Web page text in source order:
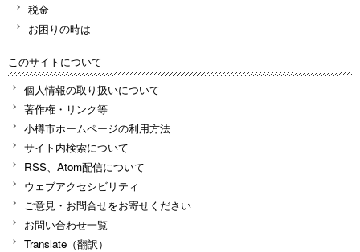
税金
お困りの時は
このサイトについて
個人情報の取り扱いについて
著作権・リンク等
小樽市ホームページの利用方法
サイト内検索について
RSS、Atom配信について
ウェブアクセシビリティ
ご意見・お問合せをお寄せください
お問い合わせ一覧
Translate（翻訳）